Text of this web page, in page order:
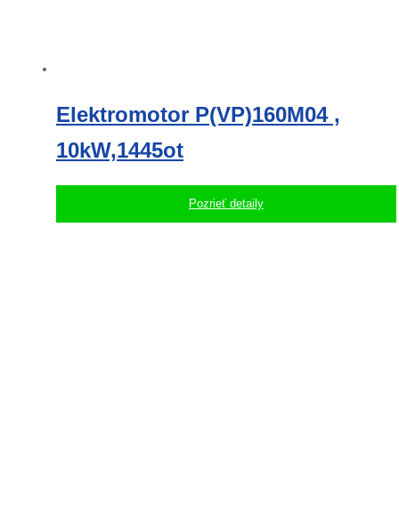
Elektromotor P(VP)160M04 ,
10kW,1445ot
Pozrieť detaily